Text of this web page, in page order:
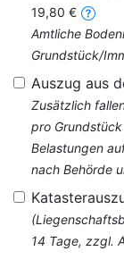
19,80 €
Amtliche
Grundstück/
Auszug aus
Zusätzlich
pro
Belastungen
nach Behörde
14 Tage, zzgl.